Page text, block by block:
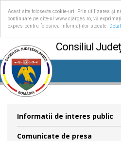
Acest site folosește cookie-uri. Prin utilizarea și
continuare pe site-ul www.cjarges.ro, vă exprimați
expres pentru folosirea informațiilor stocate.
Consiliul
Informatii de interes public
Comunicate de presa